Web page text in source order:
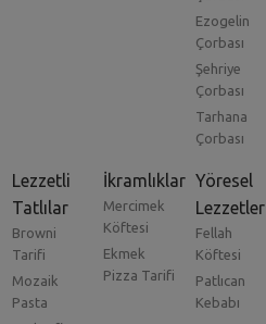
Ezogelin
Çorbası
Şehriye
Çorbası
Tarhana
Çorbası
Lezzetli
Tatlılar
Browni
Tarifi
Mozaik
Pasta
İkramlıklar
Mercimek
Köftesi
Ekmek
Pizza Tarifi
Yöresel
Lezzetler
Fellah
Köftesi
Patlıcan
Kebabı